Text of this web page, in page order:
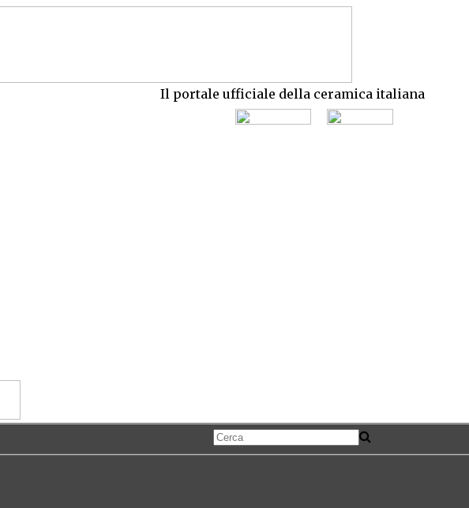
Il portale ufficiale della ceramica italiana